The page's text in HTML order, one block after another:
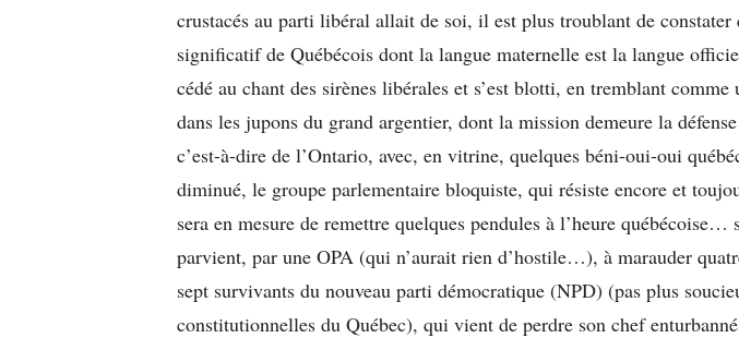
crustacés au parti libéral allait de soi, il est plus troublant de constater
significatif de Québécois dont la langue maternelle est la langue
cédé au chant des sirènes libérales et s’est blotti, en tremblant comme
dans les jupons du grand argentier, dont la mission demeure la
c’est-à-dire de l’Ontario, avec, en vitrine, quelques béni-oui-oui
diminué, le groupe parlementaire bloquiste, qui résiste encore et
sera en mesure de remettre quelques pendules à l’heure
parvient, par une OPA (qui n’aurait rien d’hostile…), à marauder
sept survivants du nouveau parti démocratique (NPD) (pas plus
constitutionnelles du Québec), qui vient de perdre son chef